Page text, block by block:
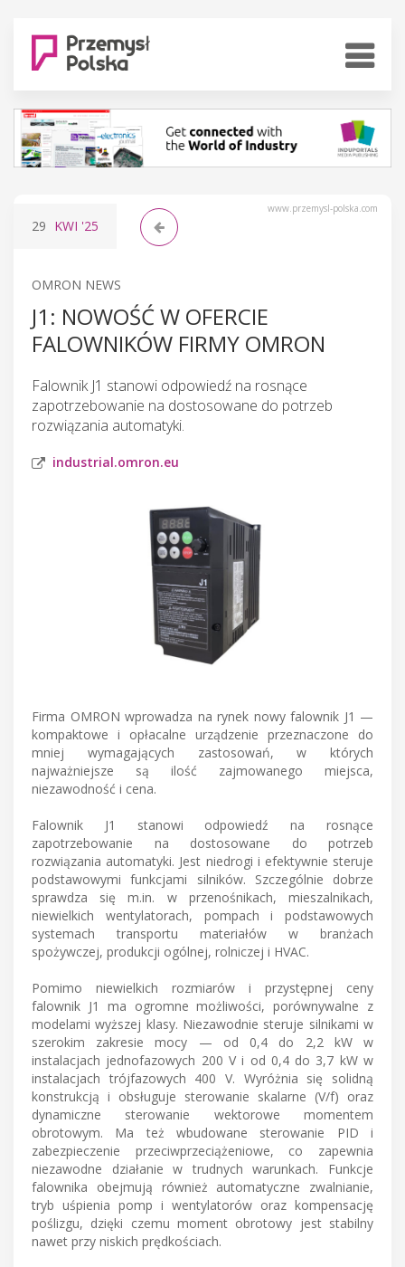
www.przemysl-polska.com
29 KWI '25
OMRON NEWS
J1: NOWOŚĆ W OFERCIE
FALOWNIKÓW FIRMY OMRON
Falownik J1 stanowi odpowiedź na rosnące
zapotrzebowanie na dostosowane do potrzeb
rozwiązania automatyki.
industrial.omron.eu
Firma OMRON wprowadza na rynek nowy falownik J1 —
kompaktowe i opłacalne urządzenie przeznaczone do
mniej wymagających zastosowań, w których
najważniejsze są ilość zajmowanego miejsca,
niezawodność i cena.
Falownik J1 stanowi odpowiedź na rosnące
zapotrzebowanie na dostosowane do potrzeb
rozwiązania automatyki. Jest niedrogi i efektywnie steruje
podstawowymi funkcjami silników. Szczególnie dobrze
sprawdza się m.in. w przenośnikach, mieszalnikach,
niewielkich wentylatorach, pompach i podstawowych
systemach transportu materiałów w branżach
spożywczej, produkcji ogólnej, rolniczej i HVAC.
Pomimo niewielkich rozmiarów i przystępnej ceny
falownik J1 ma ogromne możliwości, porównywalne z
modelami wyższej klasy. Niezawodnie steruje silnikami w
szerokim zakresie mocy — od 0,4 do 2,2 kW w
instalacjach jednofazowych 200 V i od 0,4 do 3,7 kW w
instalacjach trójfazowych 400 V. Wyróżnia się solidną
konstrukcją i obsługuje sterowanie skalarne (V/f) oraz
dynamiczne sterowanie wektorowe momentem
obrotowym. Ma też wbudowane sterowanie PID i
zabezpieczenie przeciwprzeciążeniowe, co zapewnia
niezawodne działanie w trudnych warunkach. Funkcje
falownika obejmują również automatyczne zwalnianie,
tryb uśpienia pomp i wentylatorów oraz kompensację
poślizgu, dzięki czemu moment obrotowy jest stabilny
nawet przy niskich prędkościach.